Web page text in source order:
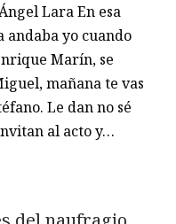
Lara En esa
yo cuando
Marín, se
mañana te vas
Le dan no sé
al acto y…